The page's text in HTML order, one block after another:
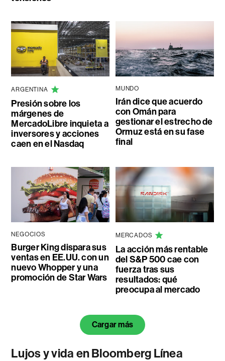
ARGENTINA
Presión sobre los
márgenes de
MercadoLibre inquieta a
inversores y acciones
caen en el Nasdaq
MUNDO
Irán dice que acuerdo
con Omán para
gestionar el estrecho de
Ormuz está en su fase
final
NEGOCIOS
Burger King dispara sus
ventas en EE.UU. con un
nuevo Whopper y una
promoción de Star Wars
MERCADOS
La acción más rentable
del S&P 500 cae con
fuerza tras sus
resultados: qué
preocupa al mercado
Cargar más
Lujos y vida en Bloomberg Línea